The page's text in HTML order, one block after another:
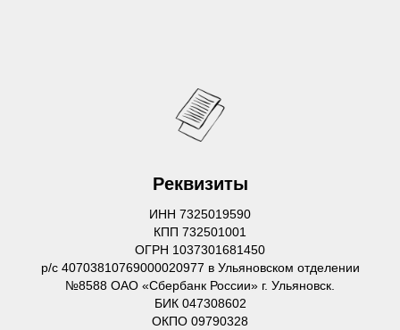
Реквизиты
ИНН 7325019590
КПП 732501001
ОГРН 1037301681450
р/с 40703810769000020977 в Ульяновском отделении
№8588 ОАО «Сбербанк России» г. Ульяновск.
БИК 047308602
ОКПО 09790328